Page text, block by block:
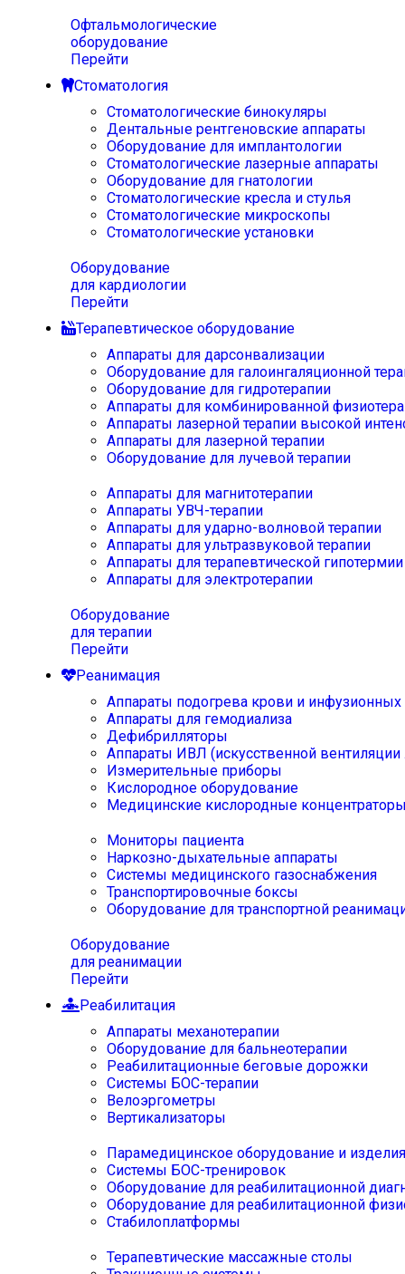
Офтальмологические
оборудование
Перейти
Стоматология
Стоматологические бинокуляры
Дентальные рентгеновские аппараты
Оборудование для имплантологии
Стоматологические лазерные аппараты
Оборудование для гнатологии
Стоматологические кресла и стулья
Стоматологические микроскопы
Стоматологические установки
Оборудование
для кардиологии
Перейти
Терапевтическое оборудование
Аппараты для дарсонвализации
Оборудование для галоингаляционной
Оборудование для гидротерапии
Аппараты для комбинированной
Аппараты лазерной терапии высокой
Аппараты для лазерной терапии
Оборудование для лучевой терапии
Аппараты для магнитотерапии
Аппараты УВЧ-терапии
Аппараты для ударно-волновой терапии
Аппараты для ультразвуковой терапии
Аппараты для терапевтической
Аппараты для электротерапии
Оборудование
для терапии
Перейти
Реанимация
Аппараты подогрева крови и инфузионных
Аппараты для гемодиализа
Дефибрилляторы
Аппараты ИВЛ (искусственной вентиляции
Измерительные приборы
Кислородное оборудование
Медицинские кислородные
Мониторы пациента
Наркозно-дыхательные аппараты
Системы медицинского газоснабжения
Транспортировочные боксы
Оборудование для транспортной
Оборудование
для реанимации
Перейти
Реабилитация
Аппараты механотерапии
Оборудование для бальнеотерапии
Реабилитационные беговые дорожки
Системы БОС-терапии
Велоэргометры
Вертикализаторы
Парамедицинское оборудование и изделия
Системы БОС-тренировок
Оборудование для реабилитационной
Оборудование для реабилитационной
Стабилоплатформы
Терапевтические массажные столы